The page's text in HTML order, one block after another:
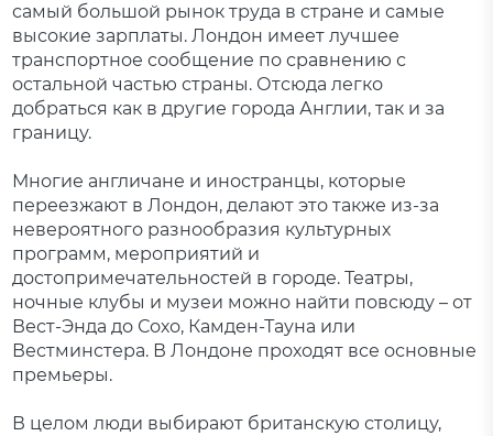
самый большой рынок труда в стране и самые
высокие зарплаты. Лондон имеет лучшее
транспортное сообщение по сравнению с
остальной частью страны. Отсюда легко
добраться как в другие города Англии, так и за
границу.
Многие англичане и иностранцы, которые
переезжают в Лондон, делают это также из-за
невероятного разнообразия культурных
программ, мероприятий и
достопримечательностей в городе. Театры,
ночные клубы и музеи можно найти повсюду – от
Вест-Энда до Сохо, Камден-Тауна или
Вестминстера. В Лондоне проходят все основные
премьеры.
В целом люди выбирают британскую столицу,